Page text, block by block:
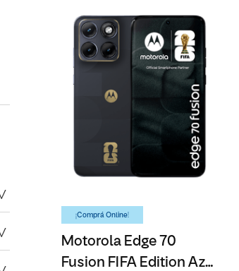
¡Comprá Online!
Motorola Edge 70
Fusion FIFA Edition Azul